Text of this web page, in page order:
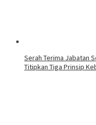
Serah Terima Jabatan
Titipkan Tiga Prinsip